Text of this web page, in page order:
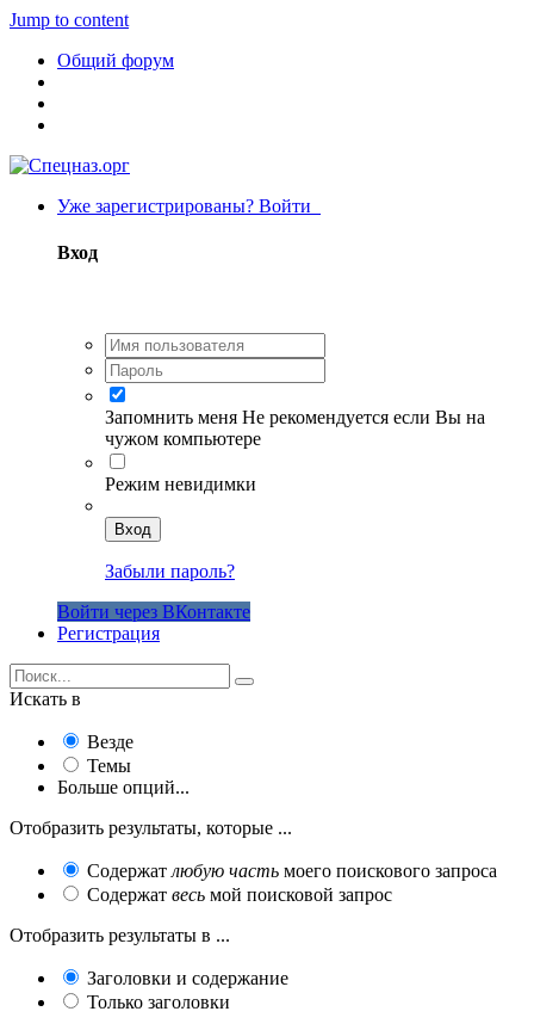
Jump to content
Общий форум
Уже зарегистрированы? Войти
Вход
Запомнить меня Не рекомендуется если Вы на
чужом компьютере
Режим невидимки
Вход
Забыли пароль?
Войти через ВКонтакте
Регистрация
Искать в
Везде
Темы
Больше опций...
Отобразить результаты, которые ...
Содержат любую часть моего поискового запроса
Содержат весь мой поисковой запрос
Отобразить результаты в ...
Заголовки и содержание
Только заголовки